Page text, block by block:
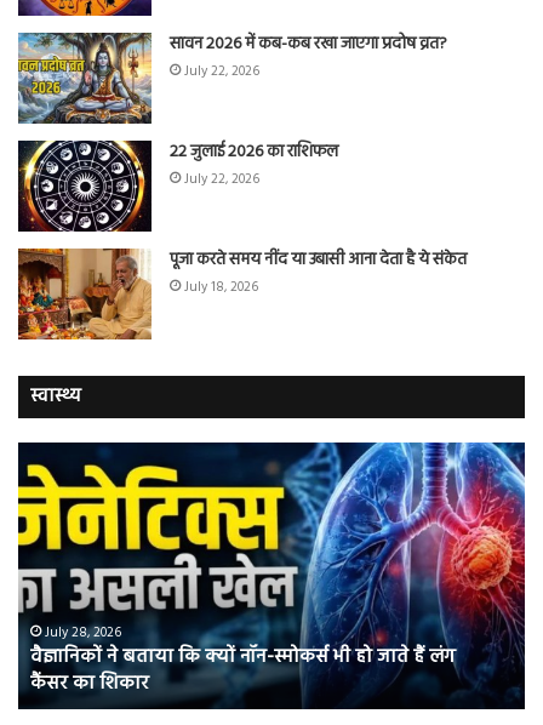
सावन 2026 में कब-कब रखा जाएगा प्रदोष व्रत?
July 22, 2026
22 जुलाई 2026 का राशिफल
July 22, 2026
पूजा करते समय नींद या उबासी आना देता है ये संकेत
July 18, 2026
स्वास्थ्य
ने
बताया
कि
क्यों
नॉन-
स्मोकर्स
भी
जाते
हैं
July 28, 2026
वैज्ञानिकों ने बताया कि क्यों नॉन-स्मोकर्स भी हो जाते हैं लंग
कैंसर का शिकार
में
की